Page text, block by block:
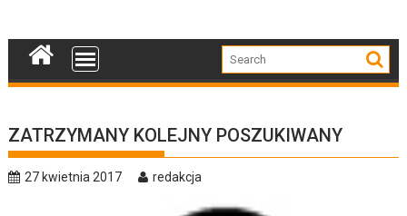
ZATRZYMANY KOLEJNY POSZUKIWANY
27 kwietnia 2017 redakcja